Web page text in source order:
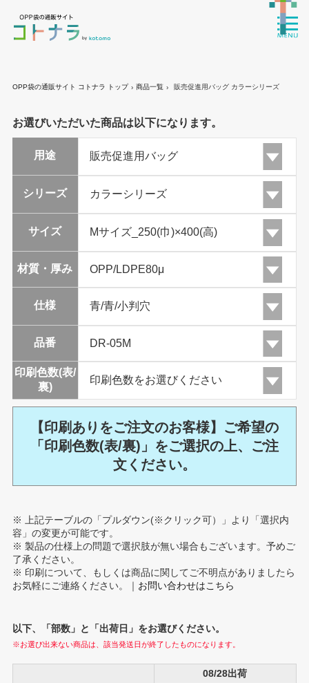
OPP袋の通販サイト コトナラ トップ › 商品一覧 › 販売促進用バッグ カラーシリーズ
お選びいただいた商品は以下になります。
用途
シリーズ
サイズ
材質・厚み
仕様
品番
印刷色数(表/
裏)
【印刷ありをご注文のお客様】ご希望の
「印刷色数(表/裏)」をご選択の上、ご注
文ください。
※ 上記テーブルの「プルダウン(※クリック可）」より「選択内
容」の変更が可能です。
※ 製品の仕様上の問題で選択肢が無い場合もございます。予めご
了承ください。
※ 印刷について、もしくは商品に関してご不明点がありましたら
お気軽にご連絡ください。｜ お問い合わせはこちら
以下、「部数」と「出荷日」をお選びください。
※お選び出来ない商品は、該当発送日が終了したものになります。
08/28出荷